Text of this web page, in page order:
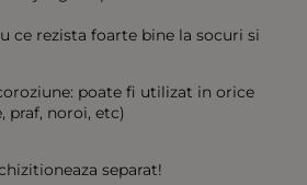
ce rezista foarte bine la socuri si
poate fi utilizat in orice
praf, noroi, etc)
separat!